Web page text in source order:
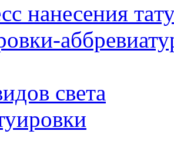
нанесения
светa